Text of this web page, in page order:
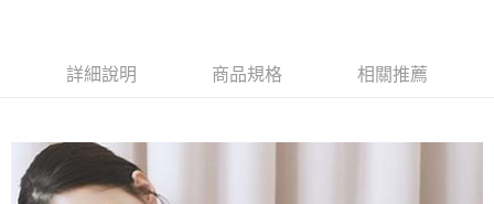
流程，驗證手機門號後，選擇欲分期的期數、繳款截止日，確認付款後即完
消。如遇「轉專審核」未通過狀況，表示未達大哥付你分期系統評分，恕無
法說明評估內容。
【繳款方式說明】
【關於「AFTEE先享後付」】
１．簡單：不需註冊會員、不需綁卡、不需儲值。
２．便利：只要手機號碼，簡訊認證，即可結帳。
３．安心：先確認商品／服務後，再付款。
運送方式
全家取貨付款
詳細說明 商品規格 相關推薦